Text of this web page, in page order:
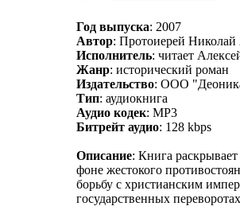
Год выпуска: 2007
Автор: Протоиерей
Исполнитель: читает
Жанр: исторический роман
Издательство: ООО
Тип: аудиокнига
Аудио кодек: MP3
Битрейт аудио: 128 kbps
Описание: Книга
фоне жестокого
борьбу с христианским
государственных